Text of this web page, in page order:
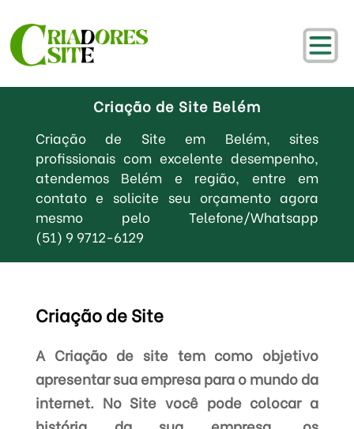
Criação de Site Belém
Criação de Site em Belém, sites
profissionais com excelente desempenho,
atendemos Belém e região, entre em
contato e solicite seu orçamento agora
mesmo pelo Telefone/Whatsapp
(51) 9 9712-6129
Criação de Site
A Criação de site tem como objetivo
apresentar sua empresa para o mundo da
internet. No Site você pode colocar a